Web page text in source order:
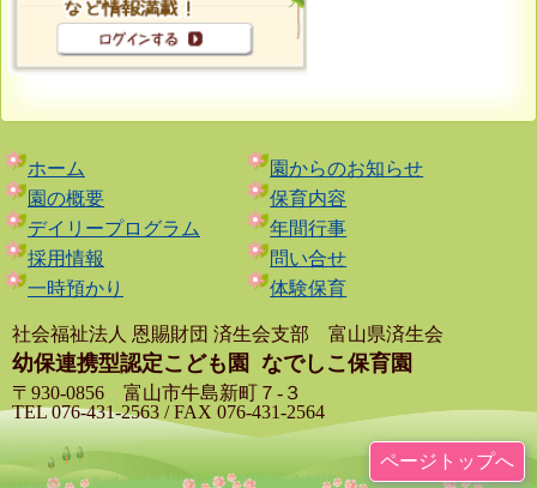
ページトップへ
ホーム
園からのお知らせ
園の概要
保育内容
デイリープログラム
年間行事
採用情報
問い合せ
一時預かり
体験保育
社会福祉法人 恩賜財団 済生会支部 富山県済生会
幼保連携型認定こども園 なでしこ保育園
〒930-0856 富山市牛島新町７-３
TEL 076-431-2563 / FAX 076-431-2564